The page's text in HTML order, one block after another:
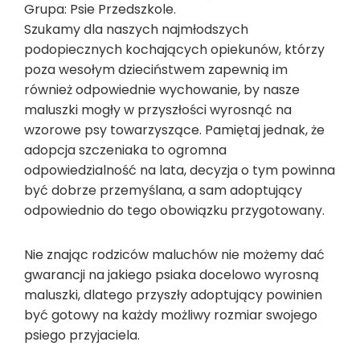
Grupa: Psie Przedszkole.
Szukamy dla naszych najmłodszych
podopiecznych kochających opiekunów, którzy
poza wesołym dzieciństwem zapewnią im
również odpowiednie wychowanie, by nasze
maluszki mogły w przyszłości wyrosnąć na
wzorowe psy towarzyszące. Pamiętaj jednak, że
adopcja szczeniaka to ogromna
odpowiedzialność na lata, decyzja o tym powinna
być dobrze przemyślana, a sam adoptujący
odpowiednio do tego obowiązku przygotowany.
Nie znając rodziców maluchów nie możemy dać
gwarancji na jakiego psiaka docelowo wyrosną
maluszki, dlatego przyszły adoptujący powinien
być gotowy na każdy możliwy rozmiar swojego
psiego przyjaciela.